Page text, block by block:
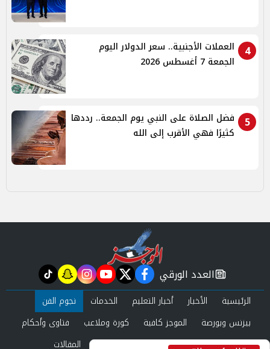
4
العملات الأجنبية.. سعر الدولار اليوم
الجمعة 7 أغسطس 2026
5
فضل الصلاة على النبي يوم الجمعة.. رددها
كثيرًا فهي الأقرب إلى الله
newspaper
العدد الورقي facebook
twitter
youtube
instagram
snapchat
tiktok
الرئيسية الأخبار أخبار التعليم الخدمات
نجوم الفن
بيزنس وبورصة
الموجز كافية كورة وملاعب
فتاوى وأحكام
صحة وجمال
عرب وعالم حوادث ومحاكم المقالات